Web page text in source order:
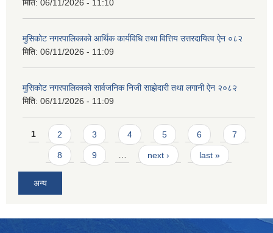
मिति: 06/11/2026 - 11:10
मुसिकोट नगरपालिकाको आर्थिक कार्यविधि तथा वित्तिय उत्तरदायित्व ऐन ०८२
मिति: 06/11/2026 - 11:09
मुसिकोट नगरपालिकाको सार्वजनिक निजी साझेदारी तथा लगानी ऐन २०८२
मिति: 06/11/2026 - 11:09
Pages
1 2 3 4 5 6 7
8 9 … next › last »
अन्य